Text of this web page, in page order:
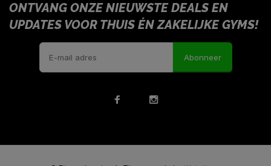
ONTVANG ONZE NIEUWSTE DEALS EN
UPDATES VOOR THUIS ÉN ZAKELIJKE GYMS!
Abonneer